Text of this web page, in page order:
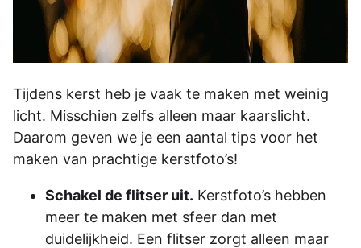
Tijdens kerst heb je vaak te maken met weinig
licht. Misschien zelfs alleen maar kaarslicht.
Daarom geven we je een aantal tips voor het
maken van prachtige kerstfoto’s!
Schakel de flitser uit. Kerstfoto’s hebben
meer te maken met sfeer dan met
duidelijkheid. Een flitser zorgt alleen maar